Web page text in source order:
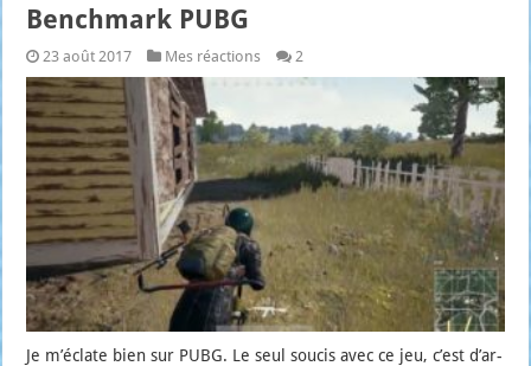
Benchmark PUBG
23 août 2017 Mes réactions 2
Je m’é­clate bien sur PUBG. Le seul sou­cis avec ce jeu, c’est d’ar­